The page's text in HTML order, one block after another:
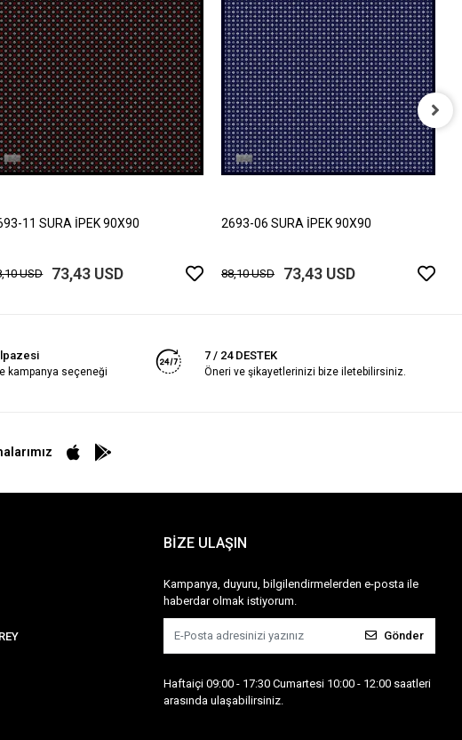
11 SURA İPEK 90X90
USD 73,43 USD
2693-06 SURA İPEK 90X90
88,10 USD 73,43 USD
kampanya seçeneği
7 / 24 DESTEK
Öneri ve şikayetlerinizi bize iletebilirsiniz.
BİZE ULAŞIN
Kampanya, duyuru, bilgilendirmelerden e-posta ile
haberdar olmak istiyorum.
Gönder
Haftaiçi 09:00 - 17:30 Cumartesi 10:00 - 12:00 saatleri
arasında ulaşabilirsiniz.